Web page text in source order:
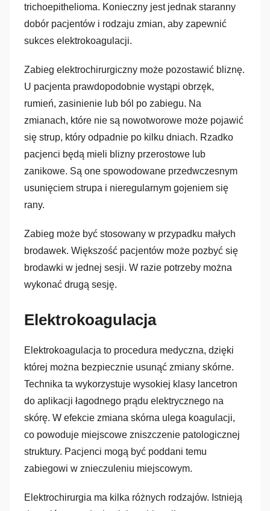
trichoepithelioma. Konieczny jest jednak staranny
dobór pacjentów i rodzaju zmian, aby zapewnić
sukces elektrokoagulacji.
Zabieg elektrochirurgiczny może pozostawić bliznę.
U pacjenta prawdopodobnie wystąpi obrzęk,
rumień, zasinienie lub ból po zabiegu. Na
zmianach, które nie są nowotworowe może pojawić
się strup, który odpadnie po kilku dniach. Rzadko
pacjenci będą mieli blizny przerostowe lub
zanikowe. Są one spowodowane przedwczesnym
usunięciem strupa i nieregularnym gojeniem się
rany.
Zabieg może być stosowany w przypadku małych
brodawek. Większość pacjentów może pozbyć się
brodawki w jednej sesji. W razie potrzeby można
wykonać drugą sesję.
Elektrokoagulacja
Elektrokoagulacja to procedura medyczna, dzięki
której można bezpiecznie usunąć zmiany skórne.
Technika ta wykorzystuje wysokiej klasy lancetron
do aplikacji łagodnego prądu elektrycznego na
skórę. W efekcie zmiana skórna ulega koagulacji,
co powoduje miejscowe zniszczenie patologicznej
struktury. Pacjenci mogą być poddani temu
zabiegowi w znieczuleniu miejscowym.
Elektrochirurgia ma kilka różnych rodzajów. Istnieją